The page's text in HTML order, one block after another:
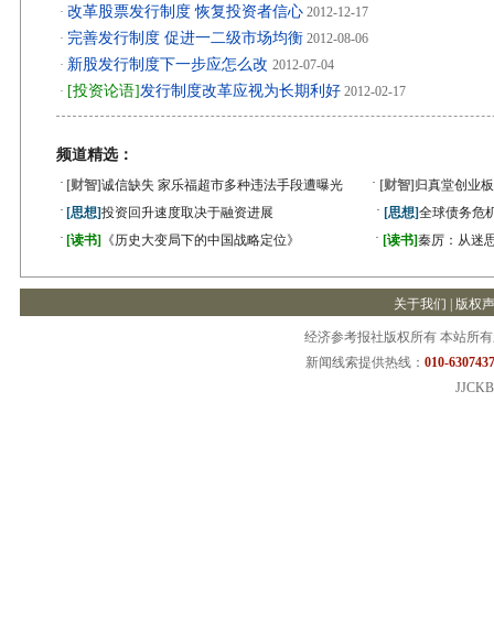
· 改革股票发行制度 恢复投资者信心 2012-12-17
· 完善发行制度 促进一二级市场均衡 2012-08-06
· 新股发行制度下一步应怎么改 2012-07-04
· [投资论语]发行制度改革应视为长期利好 2012-02-17
频道精选：
· [财智]诚信缺失 家乐福超市多种违法手段遭曝光 · [财智] 归真堂创业
· [思想]投资回升速度取决于融资进展 · [思想]全球债务危
· [读书] 《历史大变局下的中国战略定位》 · [读书]秦厉：从迷
关于我们 版权
经济参考报社版权所有 本站所
新闻线索提供热线： 010-